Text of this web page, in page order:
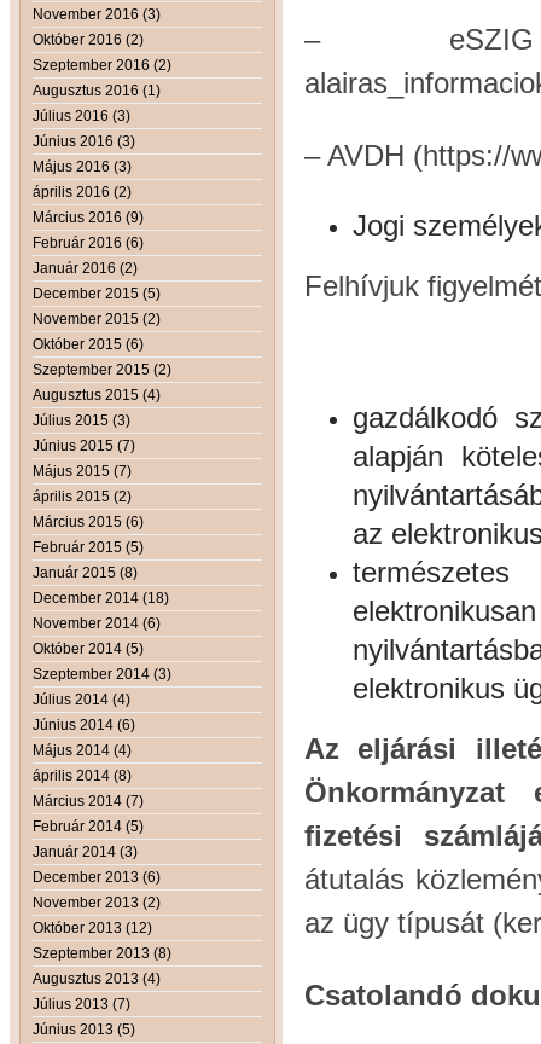
November 2016 (3)
Október 2016 (2)
Szeptember 2016 (2)
Augusztus 2016 (1)
Július 2016 (3)
Június 2016 (3)
Május 2016 (3)
április 2016 (2)
Március 2016 (9)
Február 2016 (6)
Január 2016 (2)
December 2015 (5)
November 2015 (2)
Október 2015 (6)
Szeptember 2015 (2)
Augusztus 2015 (4)
Július 2015 (3)
Június 2015 (7)
Május 2015 (7)
április 2015 (2)
Március 2015 (6)
Február 2015 (5)
Január 2015 (8)
December 2014 (18)
November 2014 (6)
Október 2014 (5)
Szeptember 2014 (3)
Július 2014 (4)
Június 2014 (6)
Május 2014 (4)
április 2014 (8)
Március 2014 (7)
Február 2014 (5)
Január 2014 (3)
December 2013 (6)
November 2013 (2)
Október 2013 (12)
Szeptember 2013 (8)
Augusztus 2013 (4)
Július 2013 (7)
Június 2013 (5)
– eSZIG
– AVDH (https://
Jogi
Felhívjuk
gazdálkodó
alapján
az
elektronikus
Az eljárási
Önkormányzat
fizetési
átutalás
az ügy típusát
Csatolandó